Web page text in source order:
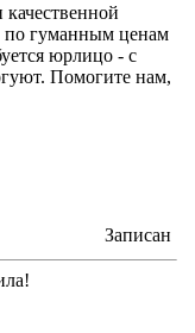
гуманным ценам
юрлицо - с
Помогите нам,
Записан